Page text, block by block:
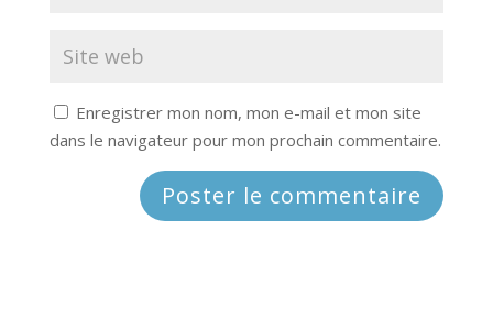
Enregistrer mon nom, mon e-mail et mon site
dans le navigateur pour mon prochain commentaire.